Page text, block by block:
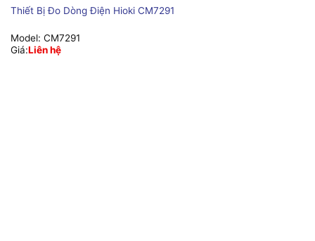
Thiết Bị Đo Dòng Điện Hioki CM7291
Model: CM7291
Giá:Liên hệ